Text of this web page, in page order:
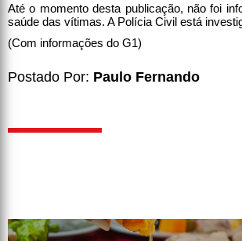
Até o momento desta publicação, não foi
saúde das vítimas. A Polícia Civil está
(Com informações do G1)
Postado Por: Paulo Fernando